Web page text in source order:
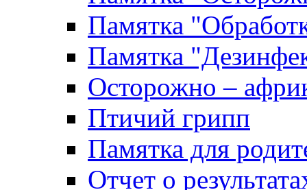
Памятка
Памятка
Осторожно –
Птичий грипп
Памятка для
Отчет о